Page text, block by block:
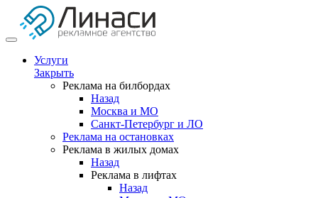
Услуги
Закрыть
Реклама на билбордах
Назад
Москва и МО
Санкт-Петербург и ЛО
Реклама на остановках
Реклама в жилых домах
Назад
Реклама в лифтах
Назад